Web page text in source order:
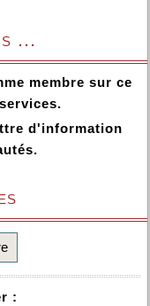
...
membre sur ce
d'information
: